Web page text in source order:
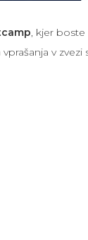
, kjer boste
v zvezi